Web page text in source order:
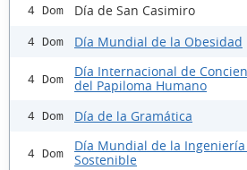
4 Dom Día de San Casimiro
4 Dom Día Mundial de la Obesidad
4 Dom
Día Internacional de
del Papiloma Humano
4 Dom Día de la Gramática
4 Dom
Día Mundial de la
Sostenible